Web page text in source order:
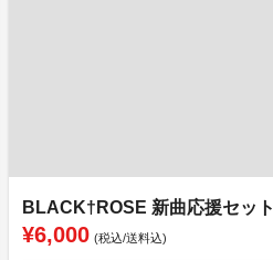
BLACK†ROSE 新曲応援セット
¥6,000 (税込/送料込)